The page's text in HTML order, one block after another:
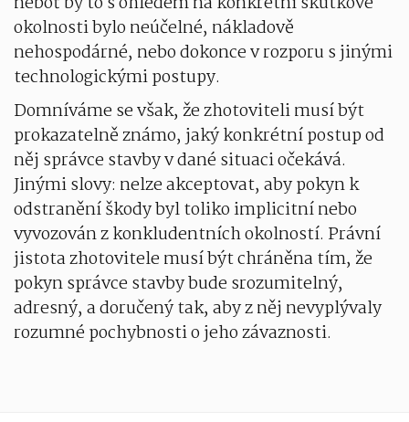
okolnosti bylo neúčelné, nákladově
nehospodárné, nebo dokonce v rozporu s jinými
technologickými postupy.
Domníváme se však, že zhotoviteli musí být
prokazatelně známo, jaký konkrétní postup od
něj správce stavby v dané situaci očekává.
Jinými slovy: nelze akceptovat, aby pokyn k
odstranění škody byl toliko implicitní nebo
vyvozován z konkludentních okolností. Právní
jistota zhotovitele musí být chráněna tím, že
pokyn správce stavby bude srozumitelný,
adresný, a doručený tak, aby z něj nevyplývaly
rozumné pochybnosti o jeho závaznosti.